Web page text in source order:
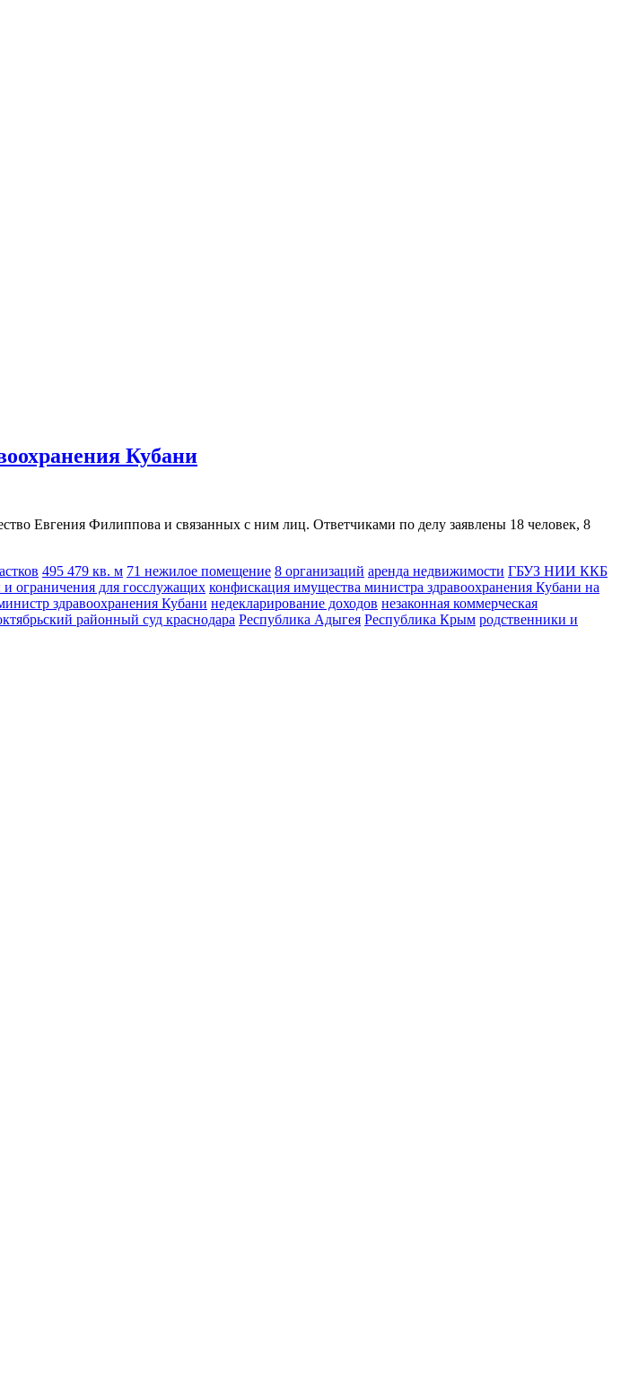
Кубани
Евгения Филиппова и связанных с ним лиц. Ответчиками по делу заявлены 18 человек, 8
495 479 кв. м 71 нежилое помещение 8 организаций аренда недвижимости ГБУЗ НИИ ККБ
и ограничения для госслужащих конфискация имущества министра здравоохранения Кубани на
здравоохранения Кубани недекларирование доходов незаконная коммерческая
районный суд краснодара Республика Адыгея Республика Крым родственники и